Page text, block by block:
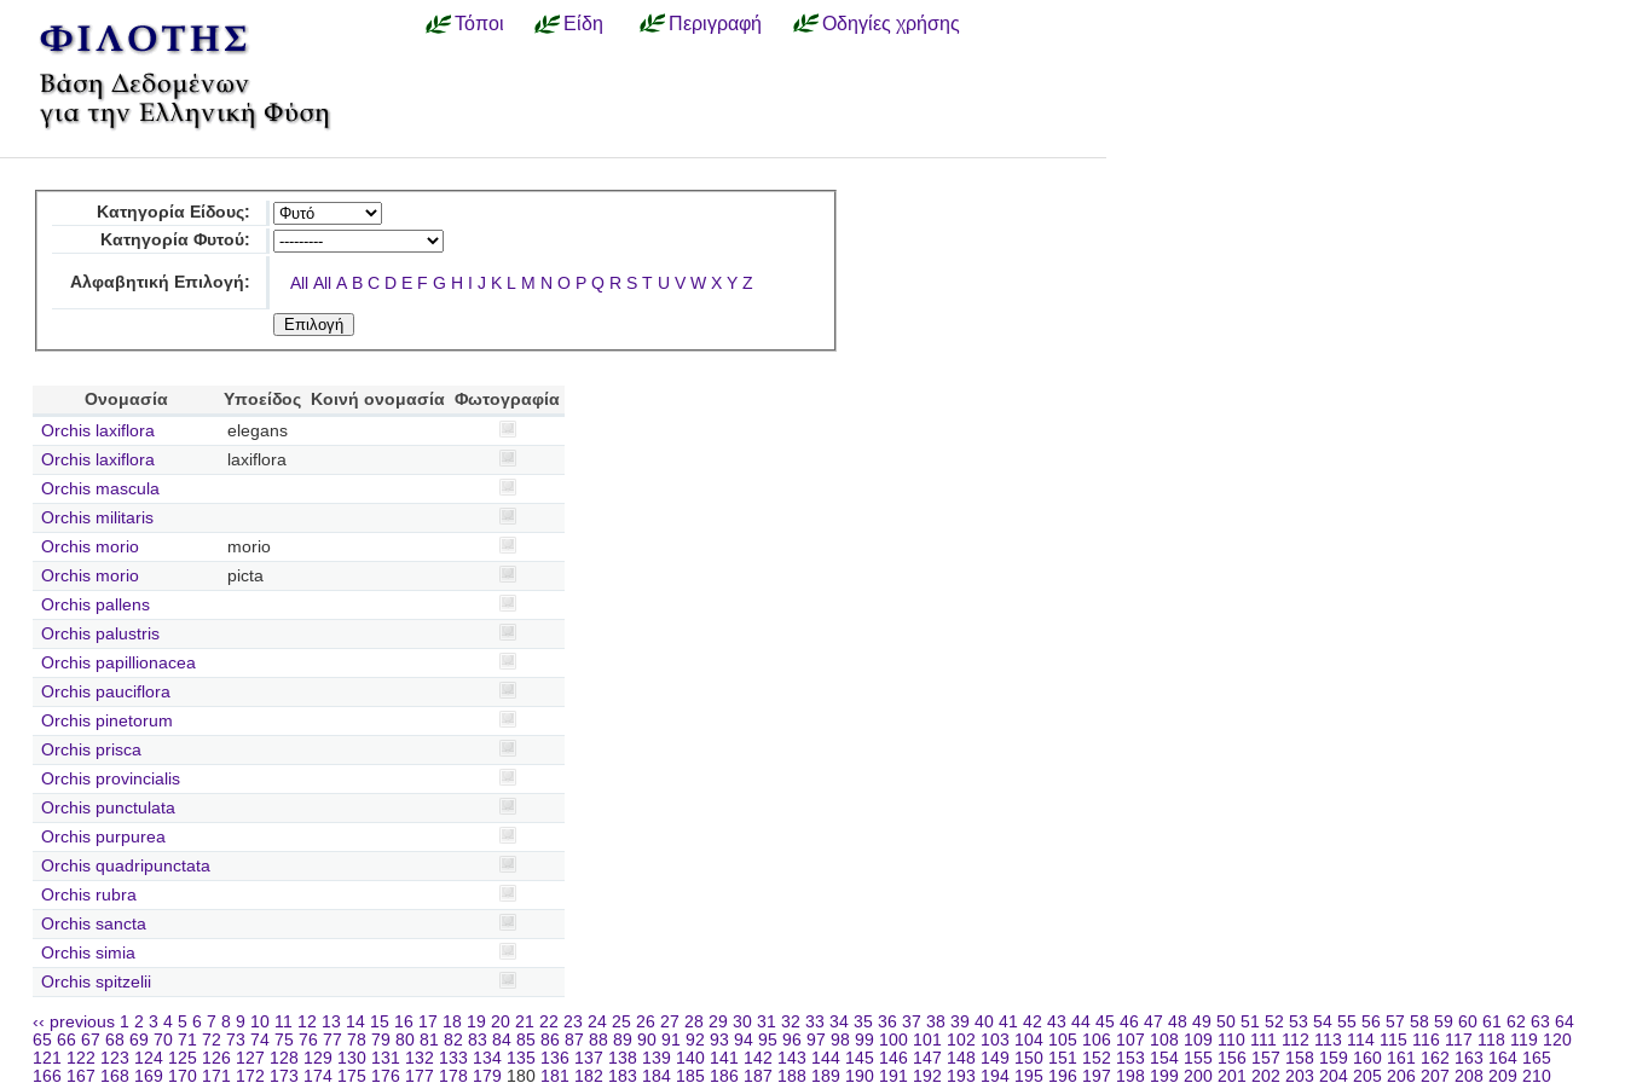
Τόποι Είδη Περιγραφή Οδηγίες χρήσης
Κατηγορία Είδους:
Κατηγορία Φυτού:
Αλφαβητική Επιλογή: All All A B C D E F G H I J K L M N O P Q R S T U V W X Y Z
Ονομασία Υποείδος Κοινή ονομασία Φωτογραφία
Orchis laxiflora
elegans
Orchis laxiflora
laxiflora
Orchis mascula
Orchis militaris
Orchis morio
morio
Orchis morio
picta
Orchis pallens
Orchis palustris
Orchis papillionacea
Orchis pauciflora
Orchis pinetorum
Orchis prisca
Orchis provincialis
Orchis punctulata
Orchis purpurea
Orchis quadripunctata
Orchis rubra
Orchis sancta
Orchis simia
Orchis spitzelii
‹‹ previous 1 2 3 4 5 6 7 8 9 10 11 12 13 14 15 16 17 18 19 20 21 22 23 24 25 26 27 28 29 30 31 32 33 34 35 36 37 38 39 40 41 42 43 44 45 46 47 48 49 50 51 52 53 54 55 56 57 58 59 60 61 62 63 64
65 66 67 68 69 70 71 72 73 74 75 76 77 78 79 80 81 82 83 84 85 86 87 88 89 90 91 92 93 94 95 96 97 98 99 100 101 102 103 104 105 106 107 108 109 110 111 112 113 114 115 116 117 118 119 120
121 122 123 124 125 126 127 128 129 130 131 132 133 134 135 136 137 138 139 140 141 142 143 144 145 146 147 148 149 150 151 152 153 154 155 156 157 158 159 160 161 162 163 164 165
166 167 168 169 170 171 172 173 174 175 176 177 178 179 180 181 182 183 184 185 186 187 188 189 190 191 192 193 194 195 196 197 198 199 200 201 202 203 204 205 206 207 208 209 210